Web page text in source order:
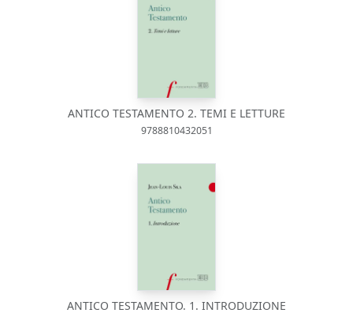
ANTICO TESTAMENTO 2. TEMI E LETTURE
9788810432051
ANTICO TESTAMENTO. 1. INTRODUZIONE